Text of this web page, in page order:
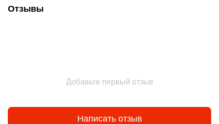
Отзывы
Добавьте первый отзыв
Написать отзыв